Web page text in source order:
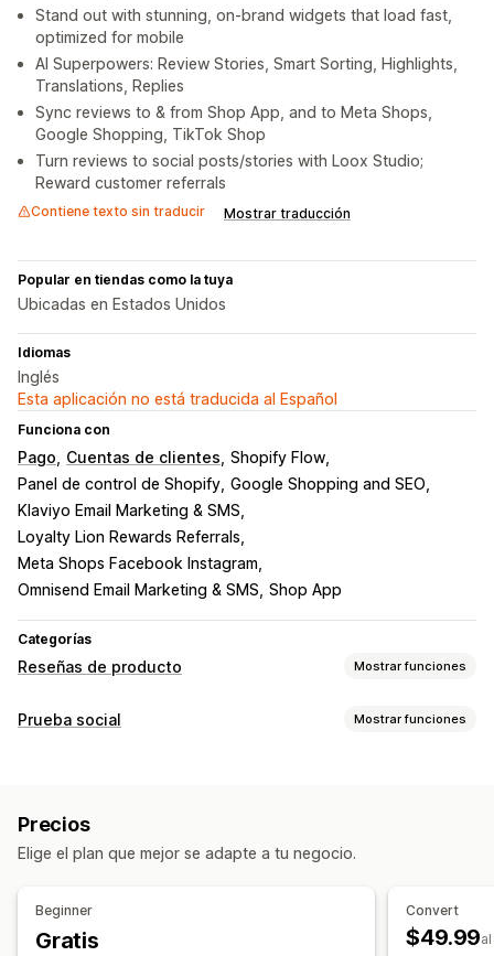
Stand out with stunning, on-brand widgets that load fast,
optimized for mobile
AI Superpowers: Review Stories, Smart Sorting, Highlights,
Translations, Replies
Sync reviews to & from Shop App, and to Meta Shops,
Google Shopping, TikTok Shop
Turn reviews to social posts/stories with Loox Studio;
Reward customer referrals
Contiene texto sin traducir Mostrar traducción
Popular en tiendas como la tuya
Ubicadas en Estados Unidos
Idiomas
Inglés
Esta aplicación no está traducida al Español
Funciona con
Pago Cuentas de clientes Shopify Flow
Panel de control de Shopify Google Shopping and SEO
Klaviyo Email Marketing & SMS
Loyalty Lion Rewards Referrals
Meta Shops Facebook Instagram
Omnisend Email Marketing & SMS Shop App
Categorías
Reseñas de producto Mostrar funciones
Opciones de muestra
Pestañas o barras laterales
Reseñas populares Reseñas destacadas
Fragmentos enriquecidos
Prueba social Mostrar funciones
Precios
Elige el plan que mejor se adapte a tu negocio.
Beginner
Gratis
Convert
$49.99